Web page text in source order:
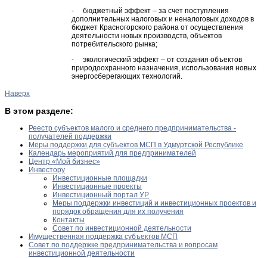
- бюджетный эффект – за счет поступления
дополнительных налоговых и неналоговых доходов в
бюджет Красногорского района от осуществления
деятельности новых производств, объектов
потребительского рынка;
- экологический эффект – от создания объектов
природоохранного назначения, использования новых
энергосберегающих технологий.
Наверх
В этом разделе:
Реестр субъектов малого и среднего предпринимательства -
получателей поддержки
Меры поддержки для субъектов МСП в Удмуртской Республике
Календарь мероприятий для предпринимателей
Центр «Мой бизнес»
Инвестору
Инвестиционные площадки
Инвестиционные проекты
Инвестиционный портал УР
Меры поддержки инвестиций и инвестиционных проектов и
порядок обращения для их получения
Контакты
Совет по инвестиционной деятельности
Имущественная поддержка субъектов МСП
Совет по поддержке предпринимательства и вопросам
инвестиционной деятельности